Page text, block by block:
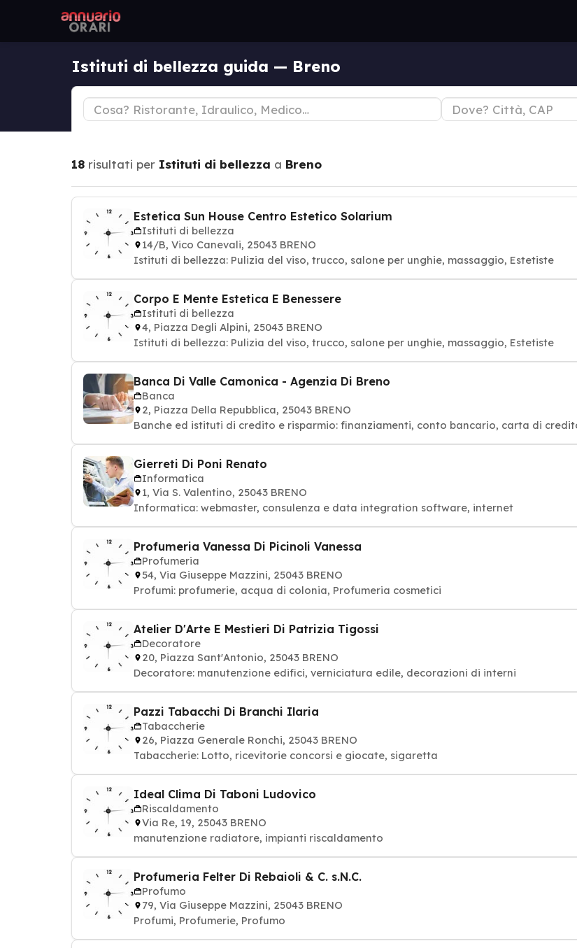
Istituti di bellezza guida — Breno
18 risultati per Istituti di bellezza a Breno
Estetica Sun House Centro Estetico Solarium
Istituti di bellezza
14/B, Vico Canevali, 25043 BRENO
Istituti di bellezza: Pulizia del viso, trucco, salone per unghie, massaggio, Estetiste
Corpo E Mente Estetica E Benessere
Istituti di bellezza
4, Piazza Degli Alpini, 25043 BRENO
Istituti di bellezza: Pulizia del viso, trucco, salone per unghie, massaggio, Estetiste
Banca Di Valle Camonica - Agenzia Di Breno
Banca
2, Piazza Della Repubblica, 25043 BRENO
Banche ed istituti di credito e risparmio: finanziamenti, conto bancario, carta di
Gierreti Di Poni Renato
Informatica
1, Via S. Valentino, 25043 BRENO
Informatica: webmaster, consulenza e data integration software, internet
Profumeria Vanessa Di Picinoli Vanessa
Profumeria
54, Via Giuseppe Mazzini, 25043 BRENO
Profumi: profumerie, acqua di colonia, Profumeria cosmetici
Atelier D'Arte E Mestieri Di Patrizia Tigossi
Decoratore
20, Piazza Sant'Antonio, 25043 BRENO
Decoratore: manutenzione edifici, verniciatura edile, decorazioni di interni
Pazzi Tabacchi Di Branchi Ilaria
Tabaccherie
26, Piazza Generale Ronchi, 25043 BRENO
Tabaccherie: Lotto, ricevitorie concorsi e giocate, sigaretta
Ideal Clima Di Taboni Ludovico
Riscaldamento
Via Re, 19, 25043 BRENO
manutenzione radiatore, impianti riscaldamento
Profumeria Felter Di Rebaioli & C. s.N.C.
Profumo
79, Via Giuseppe Mazzini, 25043 BRENO
Profumi, Profumerie, Profumo